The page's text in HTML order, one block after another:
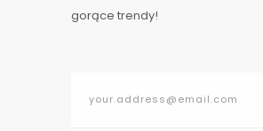
gorące trendy!